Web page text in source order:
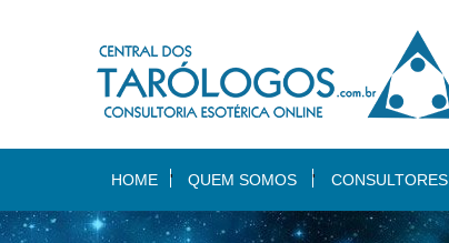
HOME QUEM SOMOS CONSULTORES